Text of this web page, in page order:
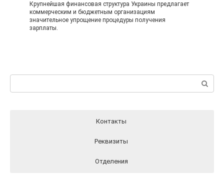
Крупнейшая финансовая структура Украины предлагает
коммерческим и бюджетным организациям
значительное упрощение процедуры получения
зарплаты.
Контакты
Реквизиты
Отделения